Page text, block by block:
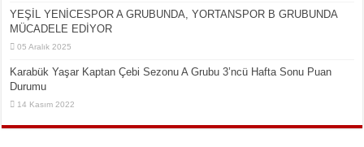
YEŞİL YENİCESPOR A GRUBUNDA, YORTANSPOR B GRUBUNDA
MÜCADELE EDİYOR
05 Aralık 2025
Karabük Yaşar Kaptan Çebi Sezonu A Grubu 3’ncü Hafta Sonu Puan
Durumu
14 Kasım 2022